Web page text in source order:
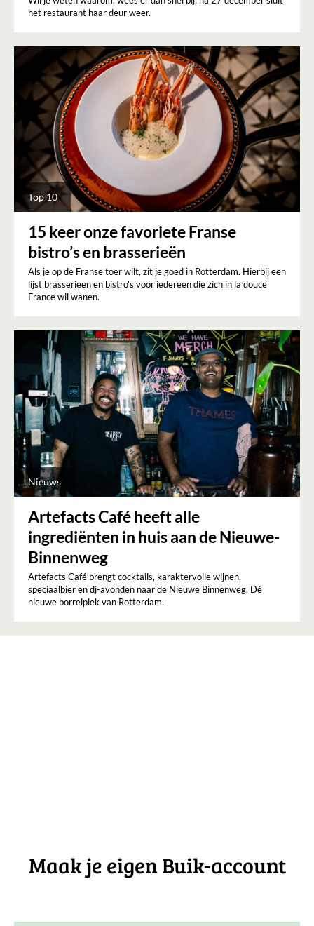
het restaurant haar deur weer.
Top 10
15 keer onze favoriete Franse
bistro’s en brasserieën
Als je op de Franse toer wilt, zit je goed in Rotterdam. Hierbij een
lijst brasserieën en bistro's voor iedereen die zich in la douce
France wil wanen.
Nieuws
Artefacts Café heeft alle
ingrediënten in huis aan de Nieuwe-
Binnenweg
Artefacts Café brengt cocktails, karaktervolle wijnen,
speciaalbier en dj-avonden naar de Nieuwe Binnenweg. Dé
nieuwe borrelplek van Rotterdam.
Maak je eigen Buik-account